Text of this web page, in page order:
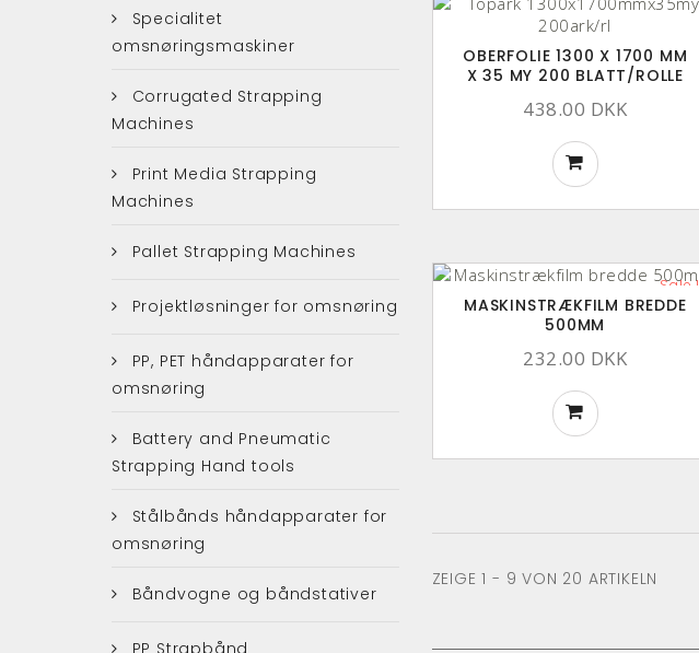
Specialitet
omsnøringsmaskiner
Corrugated Strapping
Machines
Print Media Strapping
Machines
Pallet Strapping Machines
Projektløsninger for omsnøring
PP, PET håndapparater for
omsnøring
Battery and Pneumatic
Strapping Hand tools
Stålbånds håndapparater for
omsnøring
Båndvogne og båndstativer
PP Strapbånd
OBERFOLIE 1300 X 1700 MM
X 35 MY 200 BLATT/ROLLE
438.00 DKK
Sale !
MASKINSTRÆKFILM BREDDE
500MM
232.00 DKK
ZEIGE 1 - 9 VON 20 ARTIKELN